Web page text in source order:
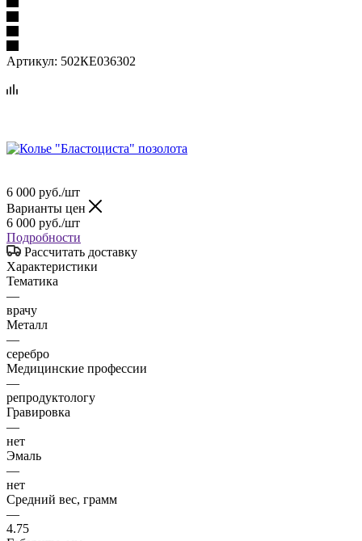
Артикул: 502КЕ036302
6 000 руб./шт
Варианты цен
6 000 руб./шт
Подробности
Рассчитать доставку
Характеристики
Тематика
—
врачу
Металл
—
серебро
Медицинские профессии
—
репродуктологу
Гравировка
—
нет
Эмаль
—
нет
Средний вес, грамм
—
4.75